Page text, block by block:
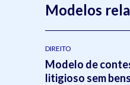
Modelos
DIREITO
Modelo de
litigioso sem bens